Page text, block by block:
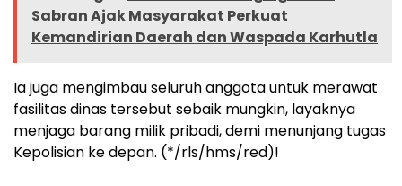
Sabran Ajak Masyarakat Perkuat
Kemandirian Daerah dan Waspada Karhutla
Ia juga mengimbau seluruh anggota untuk merawat
fasilitas dinas tersebut sebaik mungkin, layaknya
menjaga barang milik pribadi, demi menunjang tugas
Kepolisian ke depan. (*/rls/hms/red)!